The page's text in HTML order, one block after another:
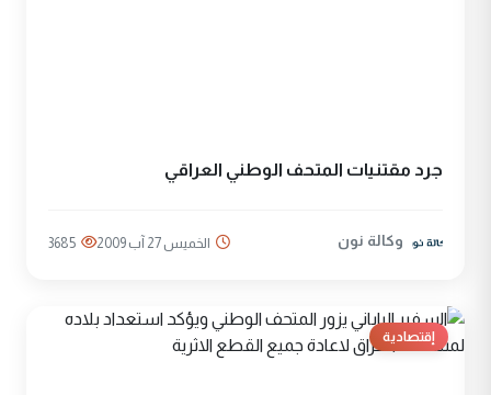
جرد مقتنيات المتحف الوطني العراقي
وكالة نون الخميس 27 آب 2009 3685
إقتصادية